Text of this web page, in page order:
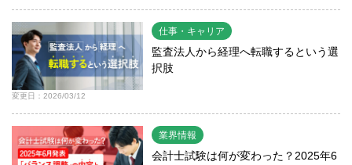
変更日：2026/03/12
仕事・キャリア
監査法人から経理へ転職するという選
択肢
業界情報
会計士試験は何が変わった？2025年6